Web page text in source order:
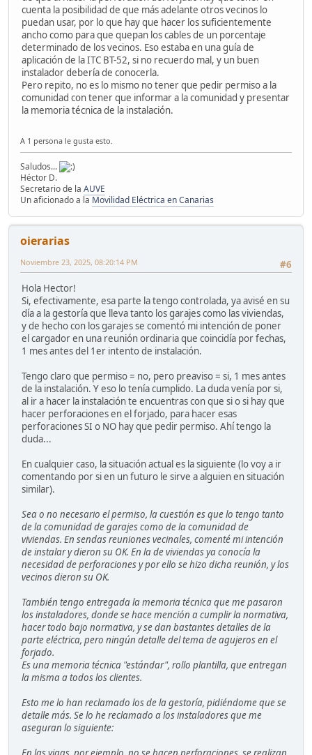
cuenta la posibilidad de que más adelante otros vecinos lo
puedan usar, por lo que hay que hacer los suficientemente
ancho como para que quepan los cables de un porcentaje
determinado de los vecinos. Eso estaba en una guía de
aplicación de la ITC BT-52, si no recuerdo mal, y un buen
instalador debería de conocerla.
Pero repito, no es lo mismo no tener que pedir permiso a la
comunidad con tener que informar a la comunidad y presentar
la memoria técnica de la instalación.
A 1 persona le gusta esto.
Saludos...
Héctor D.
Secretario de la AUVE
Un aficionado a la Movilidad Eléctrica en Canarias
oierarias
#6
Noviembre 23, 2025, 08:20:14 PM
Hola Hector!
Si, efectivamente, esa parte la tengo controlada, ya avisé en su
día a la gestoría que lleva tanto los garajes como las viviendas,
y de hecho con los garajes se comentó mi intención de poner
el cargador en una reunión ordinaria que coincidía por fechas,
1 mes antes del 1er intento de instalación.
Tengo claro que permiso = no, pero preaviso = si, 1 mes antes
de la instalación. Y eso lo tenía cumplido. La duda venía por si,
al ir a hacer la instalación te encuentras con que si o si hay que
hacer perforaciones en el forjado, para hacer esas
perforaciones SI o NO hay que pedir permiso. Ahí tengo la
duda...
En cualquier caso, la situación actual es la siguiente (lo voy a ir
comentando por si en un futuro le sirve a alguien en situación
similar).
Sea o no necesario el permiso, la cuestión es que lo tengo tanto
de la comunidad de garajes como de la comunidad de
viviendas. En sendas reuniones vecinales, comenté mi intención
de instalar y dieron su OK. En la de viviendas ya conocía la
necesidad de perforaciones y por ello se hizo dicha reunión, y los
vecinos dieron su OK.
También tengo entregada la memoria técnica que me pasaron
los instaladores, donde se hace mención a cumplir la normativa,
hacer todo bajo normativa, y se dan bastantes detalles de la
parte eléctrica, pero ningún detalle del tema de agujeros en el
forjado.
Es una memoria técnica "estándar", rollo plantilla, que entregan
la misma a todos los clientes.
Esto me lo han reclamado los de la gestoría, pidiéndome que se
detalle más. Se lo he reclamado a los instaladores que me
aseguran lo siguiente: